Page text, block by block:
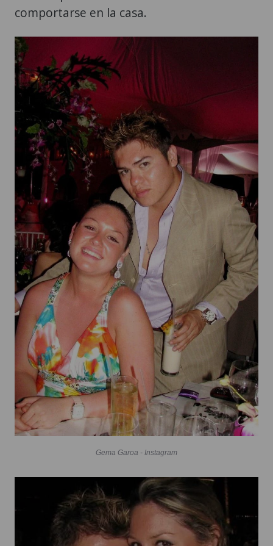
comportarse en la casa.
Gema Garoa - Instagram